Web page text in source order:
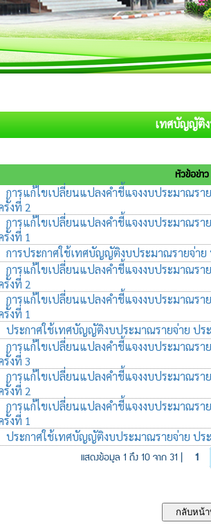
เทศบัญญัติ
หัวข้อข่าว
การแก้ไขเปลี่ยนแปลงคำชี้แจงงบประมาณร
รั้งที่ 2
การแก้ไขเปลี่ยนแปลงคำชี้แจงงบประมาณร
รั้งที่ 1
การประกาศใช้เทศบัญญัติงบประมาณรายจ่า
การแก้ไขเปลี่ยนแปลงคำชี้แจงงบประมาณร
รั้งที่ 2
การแก้ไขเปลี่ยนแปลงคำชี้แจงงบประมาณร
รั้งที่ 1
ประกาศใช้เทศบัญญัติงบประมาณรายจ่าย ปร
การแก้ไขเปลี่ยนแปลงคำชี้แจงงบประมาณร
รั้งที่ 3
การแก้ไขเปลี่ยนแปลงคำชี้แจงงบประมาณร
รั้งที่ 2
การแก้ไขเปลี่ยนแปลงคำชี้แจงงบประมาณร
รั้งที่ 1
ประกาศใช้เทศบัญญัติงบประมาณรายจ่าย ปร
แสดงข้อมูล 1 ถึง 10 จาก 31 |1